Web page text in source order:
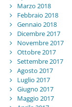
Marzo 2018
Febbraio 2018
Gennaio 2018
Dicembre 2017
Novembre 2017
Ottobre 2017
Settembre 2017
Agosto 2017
Luglio 2017
Giugno 2017
Maggio 2017